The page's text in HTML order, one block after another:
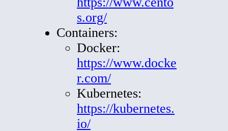
s.org/
Containers:
Docker:
https://www.docke
r.com/
Kubernetes:
https://kubernetes.
io/